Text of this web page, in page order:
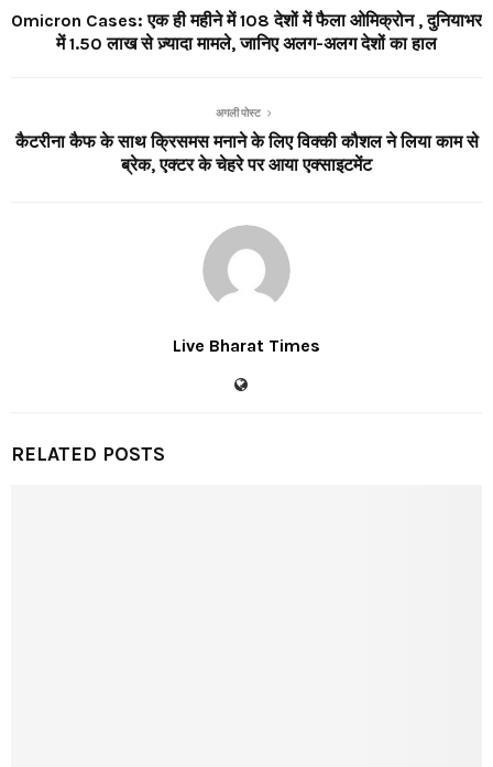
Omicron Cases: एक ही महीने में 108 देशों में फैला ओमिक्रोन , दुनियाभर
में 1.50 लाख से ज़्यादा मामले, जानिए अलग-अलग देशों का हाल
अगली पोस्ट
कैटरीना कैफ के साथ क्रिसमस मनाने के लिए विक्की कौशल ने लिया काम से
ब्रेक, एक्टर के चेहरे पर आया एक्साइटमेंट
Live Bharat Times
RELATED POSTS